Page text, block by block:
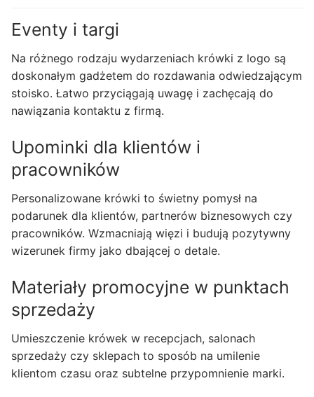
Eventy i targi
Na różnego rodzaju wydarzeniach krówki z logo są
doskonałym gadżetem do rozdawania odwiedzającym
stoisko. Łatwo przyciągają uwagę i zachęcają do
nawiązania kontaktu z firmą.
Upominki dla klientów i
pracowników
Personalizowane krówki to świetny pomysł na
podarunek dla klientów, partnerów biznesowych czy
pracowników. Wzmacniają więzi i budują pozytywny
wizerunek firmy jako dbającej o detale.
Materiały promocyjne w punktach
sprzedaży
Umieszczenie krówek w recepcjach, salonach
sprzedaży czy sklepach to sposób na umilenie
klientom czasu oraz subtelne przypomnienie marki.